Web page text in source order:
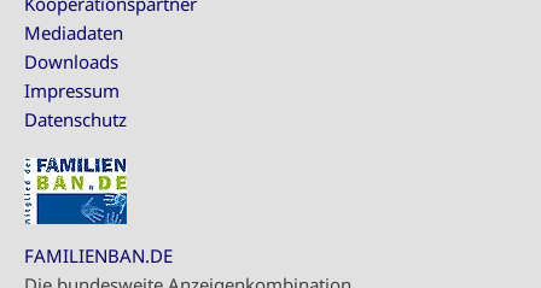
Mediadaten
Downloads
Impressum
Datenschutz
FAMILIENBAN.DE